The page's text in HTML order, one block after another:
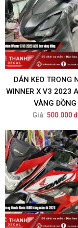
DÁN KEO TRONG
WINNER X V3 2023
VÀNG ĐỒNG
Giá: 500.000 đ